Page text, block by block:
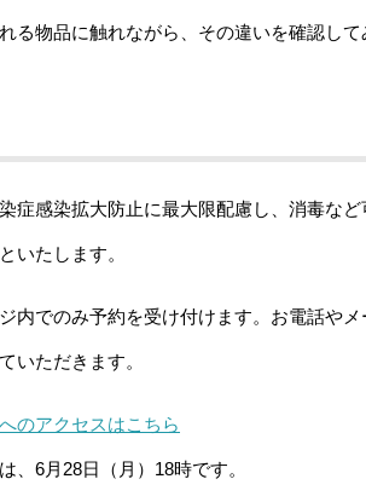
る物品に触れながら、その違いを確認して
症感染拡大防止に最大限配慮し、消毒な
いたします。
内でのみ予約を受け付けます。お電話や
いただきます。
のアクセスはこちら
、6月28日（月）18時です。